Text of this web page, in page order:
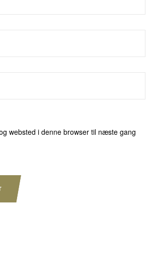
websted i denne browser til næste gang